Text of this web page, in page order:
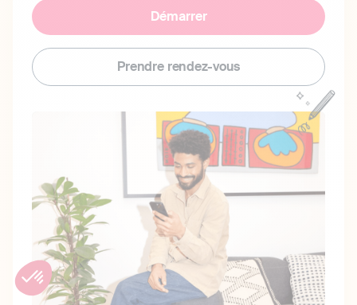
Démarrer
Prendre rendez-vous